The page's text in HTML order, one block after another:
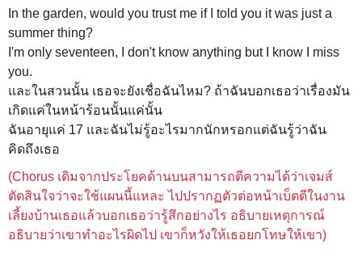
In the garden, would you trust me if I told you it was just a
summer thing?
I'm only seventeen, I don't know anything but I know I miss
you.
และในสวนนั้น เธอจะยังเชื่อฉันไหม? ถ้าฉันบอกเธอว่าเรื่องมัน
เกิดแค่ในหน้าร้อนนั้นแค่นั้น
ฉันอายุแค่ 17 และฉันไม่รู้อะไรมากนักหรอกแต่ฉันรู้ว่าฉัน
คิดถึงเธอ
(Chorus เดิมจากประโยคด้านบนสามารถตีความได้ว่าเจมส์
ตัดสินใจว่าจะใช้แผนนี้แหละ ไปปรากฏตัวต่อหน้าเบ็ตตีในงาน
เลี้ยงบ้านเธอแล้วบอกเธอว่ารู้สึกอย่างไร อธิบายเหตุการณ์
อธิบายว่าเขาทำอะไรผิดไป เขาก็หวังให้เธอยกโทษให้เขา)